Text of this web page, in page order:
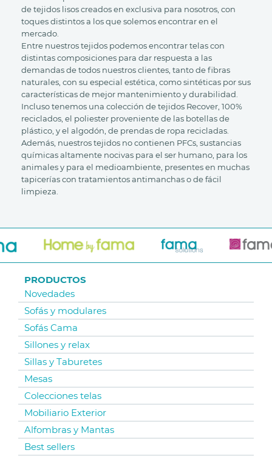
de tejidos lisos creados en exclusiva para nosotros, con
toques distintos a los que solemos encontrar en el
mercado.
Entre nuestros tejidos podemos encontrar telas con
distintas composiciones para dar respuesta a las
demandas de todos nuestros clientes, tanto de fibras
naturales, con su especial estética, como sintéticas por sus
características de mejor mantenimiento y durabilidad.
Incluso tenemos una colección de tejidos Recover, 100%
reciclados, el poliester proveniente de las botellas de
plástico, y el algodón, de prendas de ropa recicladas.
Además, nuestros tejidos no contienen PFCs, sustancias
químicas altamente nocivas para el ser humano, para los
animales y para el medioambiente, presentes en muchas
tapicerías con tratamientos antimanchas o de fácil
limpieza.
PRODUCTOS
Novedades
Sofás y modulares
Sofás Cama
Sillones y relax
Sillas y Taburetes
Mesas
Colecciones telas
Mobiliario Exterior
Alfombras y Mantas
Best sellers